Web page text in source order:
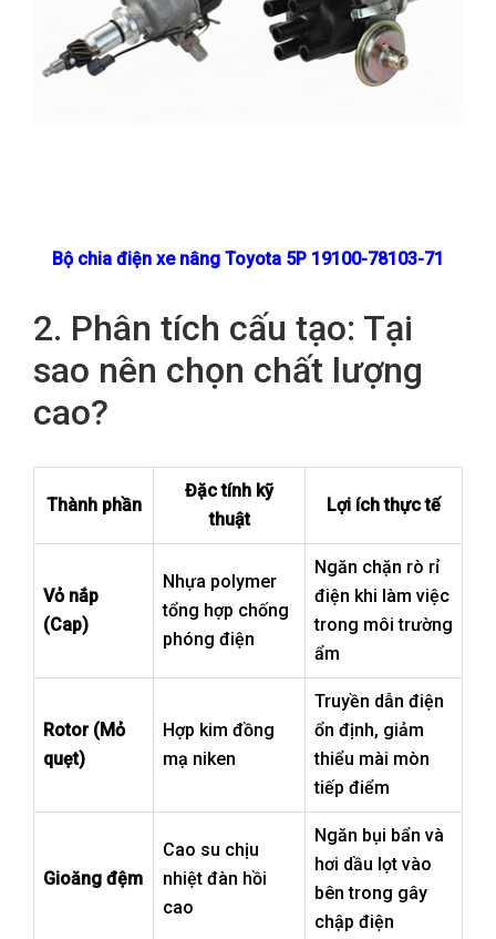
Bộ chia điện xe nâng Toyota 5P 19100-78103-71
2. Phân tích cấu tạo: Tại
sao nên chọn chất lượng
cao?
Thành phần
Đặc tính kỹ
thuật
Lợi ích thực tế
Vỏ nắp
(Cap)
Nhựa polymer
tổng hợp chống
phóng điện
Ngăn chặn rò rỉ
điện khi làm việc
trong môi trường
ẩm
Rotor (Mỏ
quẹt)
Hợp kim đồng
mạ niken
Truyền dẫn điện
ổn định, giảm
thiểu mài mòn
tiếp điểm
Gioăng đệm
Cao su chịu
nhiệt đàn hồi
cao
Ngăn bụi bẩn và
hơi dầu lọt vào
bên trong gây
chập điện